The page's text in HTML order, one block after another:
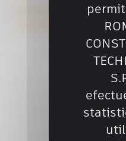
SITECH România la
transformă șantierele